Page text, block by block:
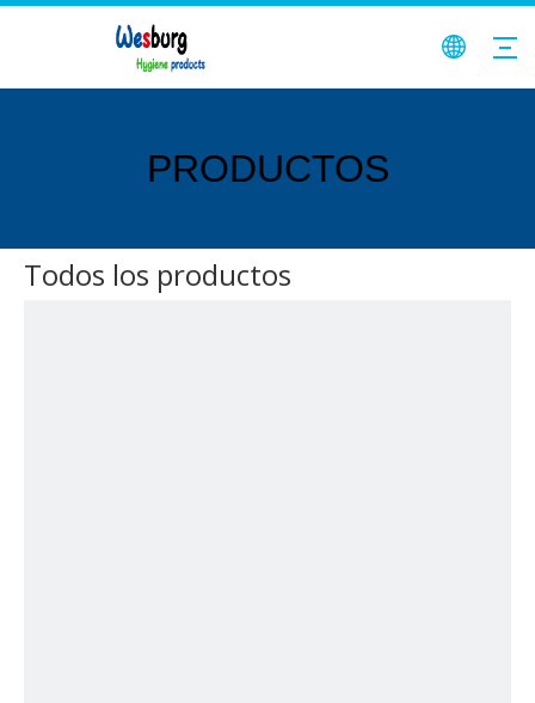
PRODUCTOS
Todos los productos